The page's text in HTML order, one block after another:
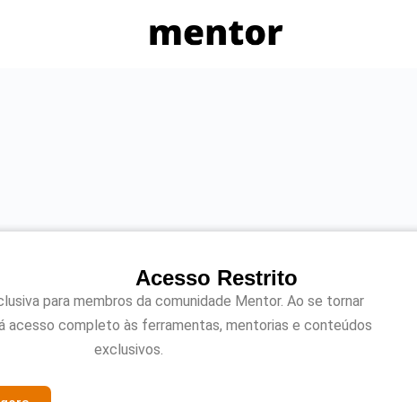
Acesso Restrito
para membros da comunidade Mentor. Ao se tornar
acesso completo às ferramentas, mentorias e conteúdos
exclusivos.